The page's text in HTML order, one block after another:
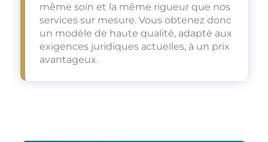
même soin et la même rigueur que nos
services sur mesure. Vous obtenez donc
un modèle de haute qualité, adapté aux
exigences juridiques actuelles, à un prix
avantageux.